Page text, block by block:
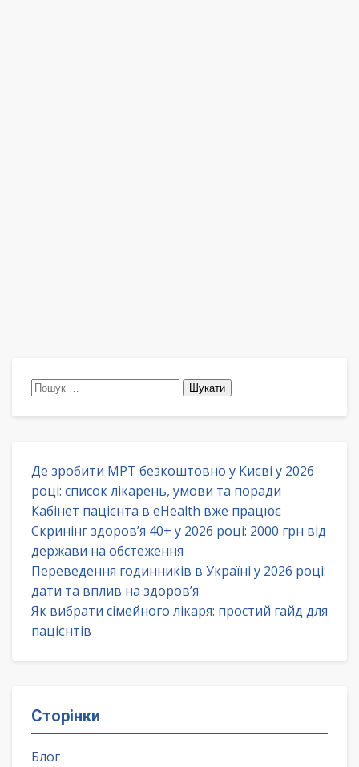
Пошук:
Де зробити МРТ безкоштовно у Києві у 2026
році: список лікарень, умови та поради
Кабінет пацієнта в eHealth вже працює
Скринінг здоров’я 40+ у 2026 році: 2000 грн від
держави на обстеження
Переведення годинників в Україні у 2026 році:
дати та вплив на здоров’я
Як вибрати сімейного лікаря: простий гайд для
пацієнтів
Сторінки
Блог